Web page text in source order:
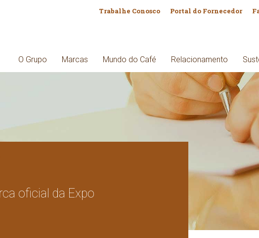
Trabalhe Conosco Portal do Fornecedor
O Grupo Marcas Mundo do Café Relacionamento
oficial da Expo